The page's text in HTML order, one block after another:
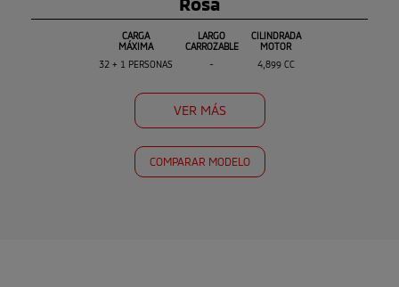
CARGA
MÁXIMA
32 + 1 PERSONAS
LARGO
CARROZABLE
-
CILINDRADA
MOTOR
4,899 CC
VER MÁS
COMPARAR MODELO